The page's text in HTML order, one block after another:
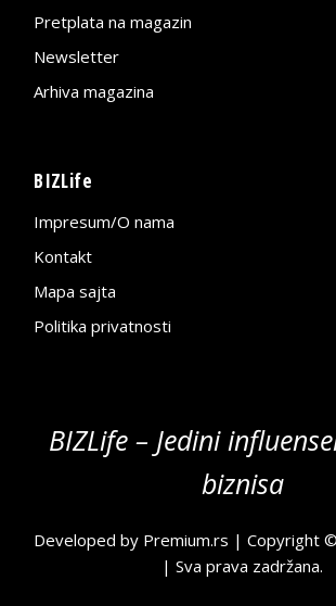
Pretplata na magazin
Newsletter
Arhiva magazina
BIZLife
Impresum/O nama
Kontakt
Mapa sajta
Politika privatnosti
BIZLife – Jedini
biznisa
Developed by Premium.rs | Copyright
| Sva prava zadržana.